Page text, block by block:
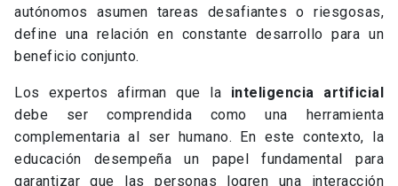
autónomos asumen tareas desafiantes o riesgosas,
define una relación en constante desarrollo para un
beneficio conjunto.
Los expertos afirman que la inteligencia artificial
debe ser comprendida como una herramienta
complementaria al ser humano. En este contexto, la
educación desempeña un papel fundamental para
garantizar que las personas logren una interacción